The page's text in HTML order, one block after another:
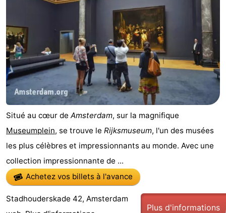
Situé au cœur de Amsterdam, sur la magnifique
Museumplein, se trouve le Rijksmuseum, l'un des musées
les plus célèbres et impressionnants au monde. Avec une
collection impressionnante de ...
Achetez vos billets à l'avance
Stadhouderskade 42, Amsterdam
Plus d'informations